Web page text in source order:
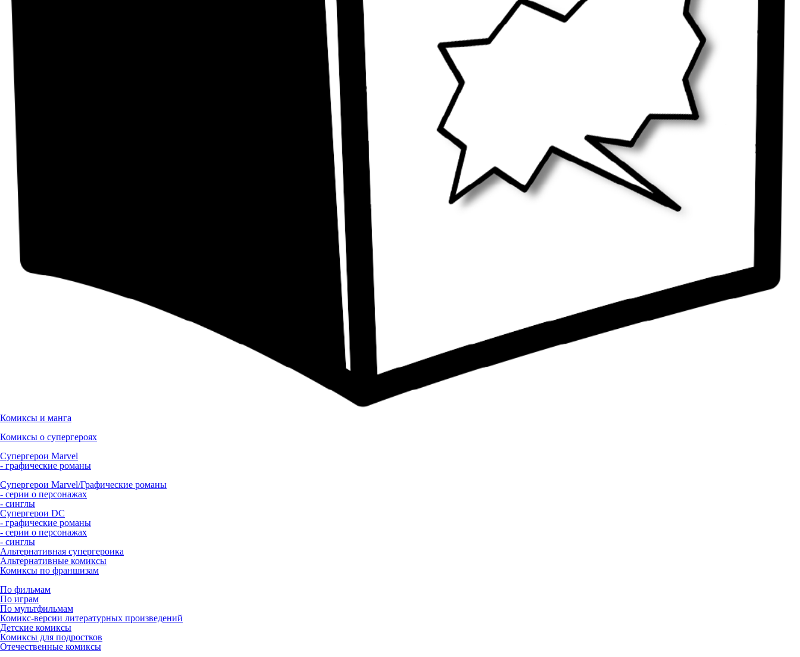
Комиксы и манга
Комиксы о супергероях
Супергерои Marvel
- графические романы
Супергерои Marvel/Графические романы
- серии о персонажах
- синглы
Супергерои DC
- графические романы
- серии о персонажах
- синглы
Альтернативная супергероика
Альтернативные комиксы
Комиксы по франшизам
По фильмам
По играм
По мультфильмам
Комикс-версии литературных произведений
Детские комиксы
Комиксы для подростков
Отечественные комиксы